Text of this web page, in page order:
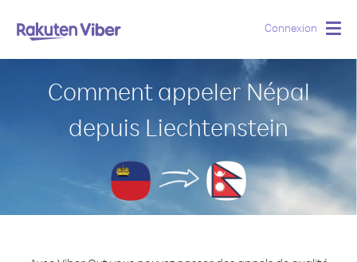
Connexion
Comment appeler Népal
depuis Liechtenstein